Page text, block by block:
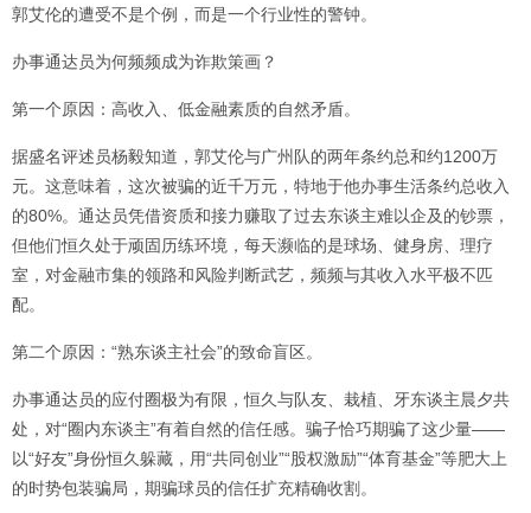
郭艾伦的遭受不是个例，而是一个行业性的警钟。
办事通达员为何频频成为诈欺策画？
第一个原因：高收入、低金融素质的自然矛盾。
据盛名评述员杨毅知道，郭艾伦与广州队的两年条约总和约1200万
元。这意味着，这次被骗的近千万元，特地于他办事生活条约总收入
的80%。通达员凭借资质和接力赚取了过去东谈主难以企及的钞票，
但他们恒久处于顽固历练环境，每天濒临的是球场、健身房、理疗
室，对金融市集的领路和风险判断武艺，频频与其收入水平极不匹
配。
第二个原因：“熟东谈主社会”的致命盲区。
办事通达员的应付圈极为有限，恒久与队友、栽植、牙东谈主晨夕共
处，对“圈内东谈主”有着自然的信任感。骗子恰巧期骗了这少量——
以“好友”身份恒久躲藏，用“共同创业”“股权激励”“体育基金”等肥大上
的时势包装骗局，期骗球员的信任扩充精确收割。